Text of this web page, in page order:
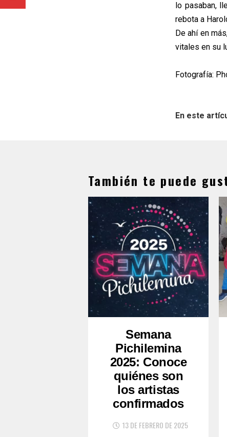
lo pasaban,
rebota a
De ahí en
vitales en su
Fotografía:
En este
También te puede
Semana
Pichilemina
2025: Conoce
quiénes son
los artistas
confirmados
13 DE FEBRERO DE 2025